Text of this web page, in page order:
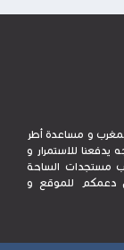
و مساعدة أطر
للاستمرار و
مستجدات الساحة
دعمكم للموقع و